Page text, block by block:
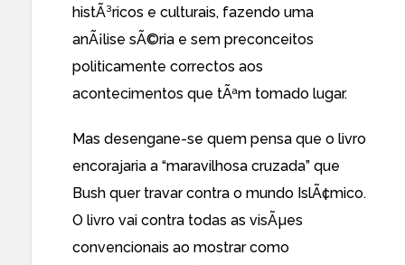
histÃ³ricos e culturais, fazendo uma
anÃ¡lise sÃ©ria e sem preconceitos
politicamente correctos aos
acontecimentos que tÃªm tomado lugar.
Mas desengane-se quem pensa que o livro
encorajaria a “maravilhosa cruzada” que
Bush quer travar contra o mundo IslÃ¢mico.
O livro vai contra todas as visÃµes
convencionais ao mostrar como